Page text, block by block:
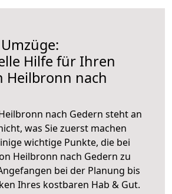
Hilfe für Ihren
Heilbronn nach
nach Gedern steht an
was Sie zuerst machen
wichtige Punkte, die bei
Heilbronn nach Gedern zu
bei der Planung bis
Ihres kostbaren Hab & Gut.